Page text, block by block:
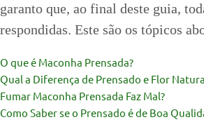
garanto que, ao final deste guia,
respondidas. Este são os tópicos
O que é Maconha Prensada?
Qual a Diferença de Prensado e Flor
Fumar Maconha Prensada Faz Mal?
Como Saber se o Prensado é de Boa